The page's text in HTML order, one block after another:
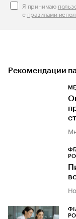
Я принимаю
с правилами
Рекомендации